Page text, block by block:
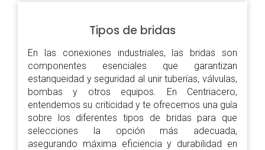
Tipos de bridas
En las conexiones industriales, las bridas son
componentes esenciales que garantizan
estanqueidad y seguridad al unir tuberías, válvulas,
bombas y otros equipos. En Centriacero,
entendemos su criticidad y te ofrecemos una guía
sobre los diferentestipos de bridas para que
selecciones la opción más adecuada,
asegurando máxima eficiencia y durabilidad en